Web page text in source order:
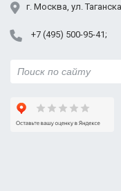
г. Москва, ул.
+7 (495) 500-95-41